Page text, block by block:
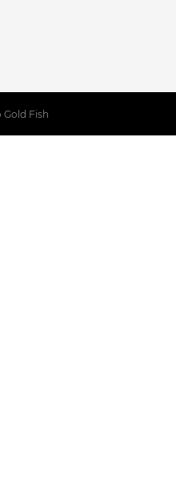
Gold Fish